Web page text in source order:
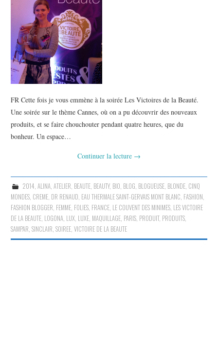
AJOUTANT MON PETIT
GRAIN DE FOLIE ET MES
PETITS TUYAUX…
FR Cette fois je vous emmène à la soirée Les Victoires de la Beauté.
Une soirée sur le thème Cannes, où on a pu découvrir des nouveaux
produits, et se faire chouchouter pendant quatre heures, que du
bonheur. Un espace…
Continuer la lecture →
2014 ALINA, ATELIER BEAUTE, BEAUTY, BIO BLOG BLOGUEUSE, BLONDE, CINQ
MONDES CREME DR RENAUD EAU THERMALE SAINT-GERVAIS MONT BLANC FASHION
FASHION BLOGGER FEMME FOLIES FRANCE LE COUVENT DES MINIMES LES VICTOIRE
DE LA BEAUTE LOGONA LUX LUXE MAQUILLAGE PARIS PRODUIT, PRODUITS
SAMPAR ,SINCLAIR ,SOIREE ,VICTOIRE DE LA BEAUTE